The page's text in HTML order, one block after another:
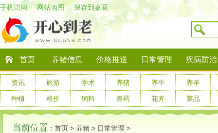
手机访问 网站地图 保存到桌面
首页 养猪信息 价格推送 日常管理 疾病防治
资讯 旅游 学术 养猪 养牛 养羊
种植 粮价 饲料 兽药 花卉 菜品
当前位置 ： 首页 > 养猪 > 日常管理 >